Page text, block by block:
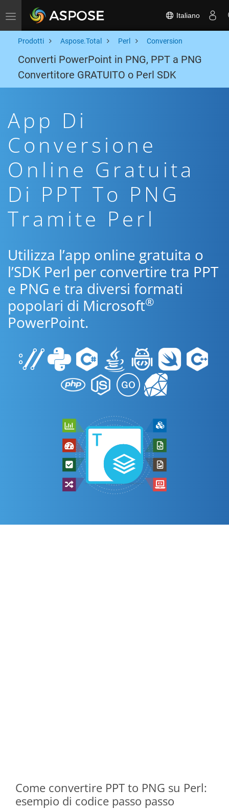
Toggle navigation Italiano
Prodotti Aspose.Total Perl Conversion
Converti PowerPoint in PNG, PPT a PNG
Convertitore GRATUITO o Perl SDK
App Di
Conversione
Online Gratuita
Di PPT To PNG
Tramite Perl
Utilizza l’app online gratuita o
l’SDK Perl per convertire tra PPT
e PNG e tra diversi formati
popolari di Microsoft®
PowerPoint.
Come convertire PPT to PNG su Perl:
esempio di codice passo passo